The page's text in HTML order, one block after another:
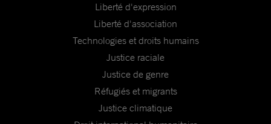
Liberté d'expression
Liberté d'association
Technologies et droits humains
Justice raciale
Justice de genre
Réfugiés et migrants
Justice climatique